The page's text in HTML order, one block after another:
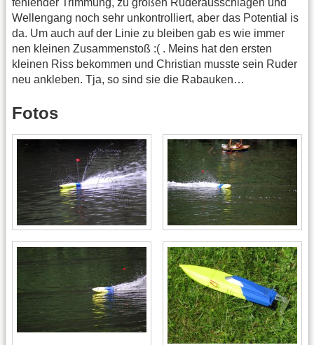
fehlender Trimmung, zu großen Ruderausschlägen und
Wellengang noch sehr unkontrolliert, aber das Potential is
da. Um auch auf der Linie zu bleiben gab es wie immer
nen kleinen Zusammenstoß :( . Meins hat den ersten
kleinen Riss bekommen und Christian musste sein Ruder
neu ankleben. Tja, so sind sie die Rabauken…
Fotos